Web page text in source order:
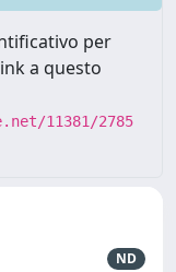
per
a questo
11381/2785
ND